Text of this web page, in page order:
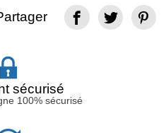
sécurisé
100% sécurisé